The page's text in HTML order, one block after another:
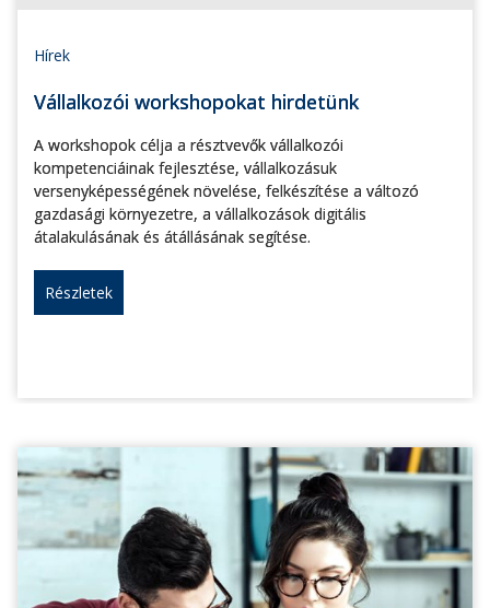
Hírek
Vállalkozói workshopokat hirdetünk
A workshopok célja a résztvevők vállalkozói
kompetenciáinak fejlesztése, vállalkozásuk
versenyképességének növelése, felkészítése a változó
gazdasági környezetre, a vállalkozások digitális
átalakulásának és átállásának segítése.
Részletek